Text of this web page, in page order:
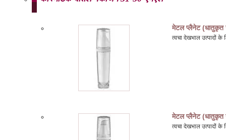
मेटल प्लैनेट (धातुकृत
त्वचा देखभाल उत्पादों के
मेटल प्लैनेट (धातुकृत
त्वचा देखभाल उत्पादों के